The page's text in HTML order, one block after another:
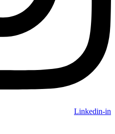
Linkedin-in